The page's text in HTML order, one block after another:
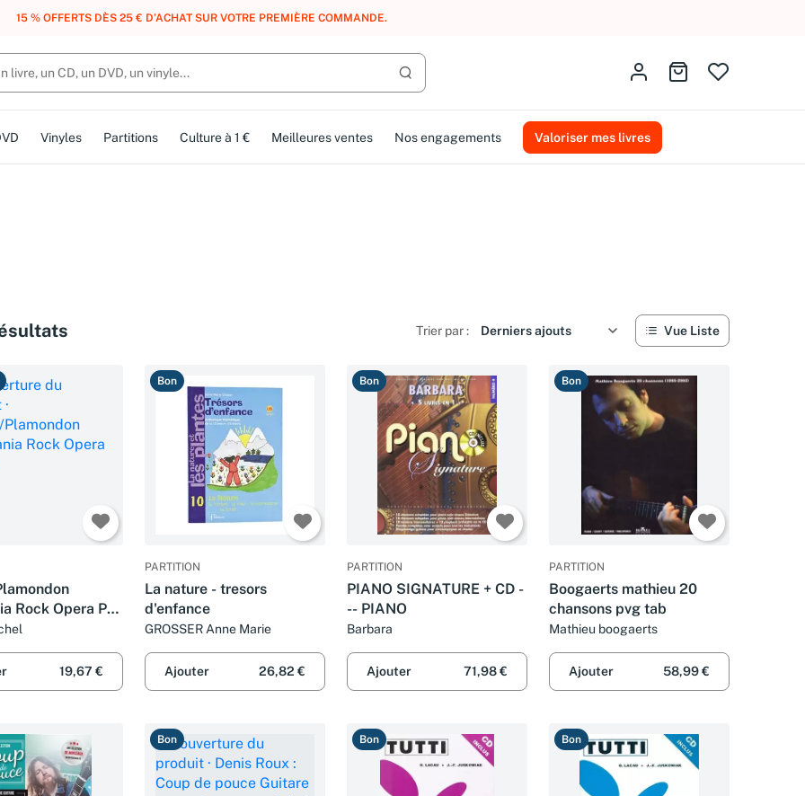
DES POINTS, DES RÉCOMPENSES :REJOIGNEZ GRATUITEMENT LE CLUB AMMAREAL.
Lancer la recherche
Identifiez-vousAller au panier
Vinyles Partitions Culture à 1 € Meilleures ventes Nos engagements Valoriser mes livres
Trier par : Vue Liste
Rock Opera Pvg
19,67 €
Bon
PARTITION
La nature - tresors
d'enfance
GROSSER Anne Marie
Ajouter 26,82 €
Bon
PARTITION
PIANO SIGNATURE + CD -
-- PIANO
Barbara
Ajouter 71,98 €
Bon
PARTITION
Boogaerts mathieu 20
chansons pvg tab
Mathieu boogaerts
Ajouter 58,99 €
Bon Bon Bon